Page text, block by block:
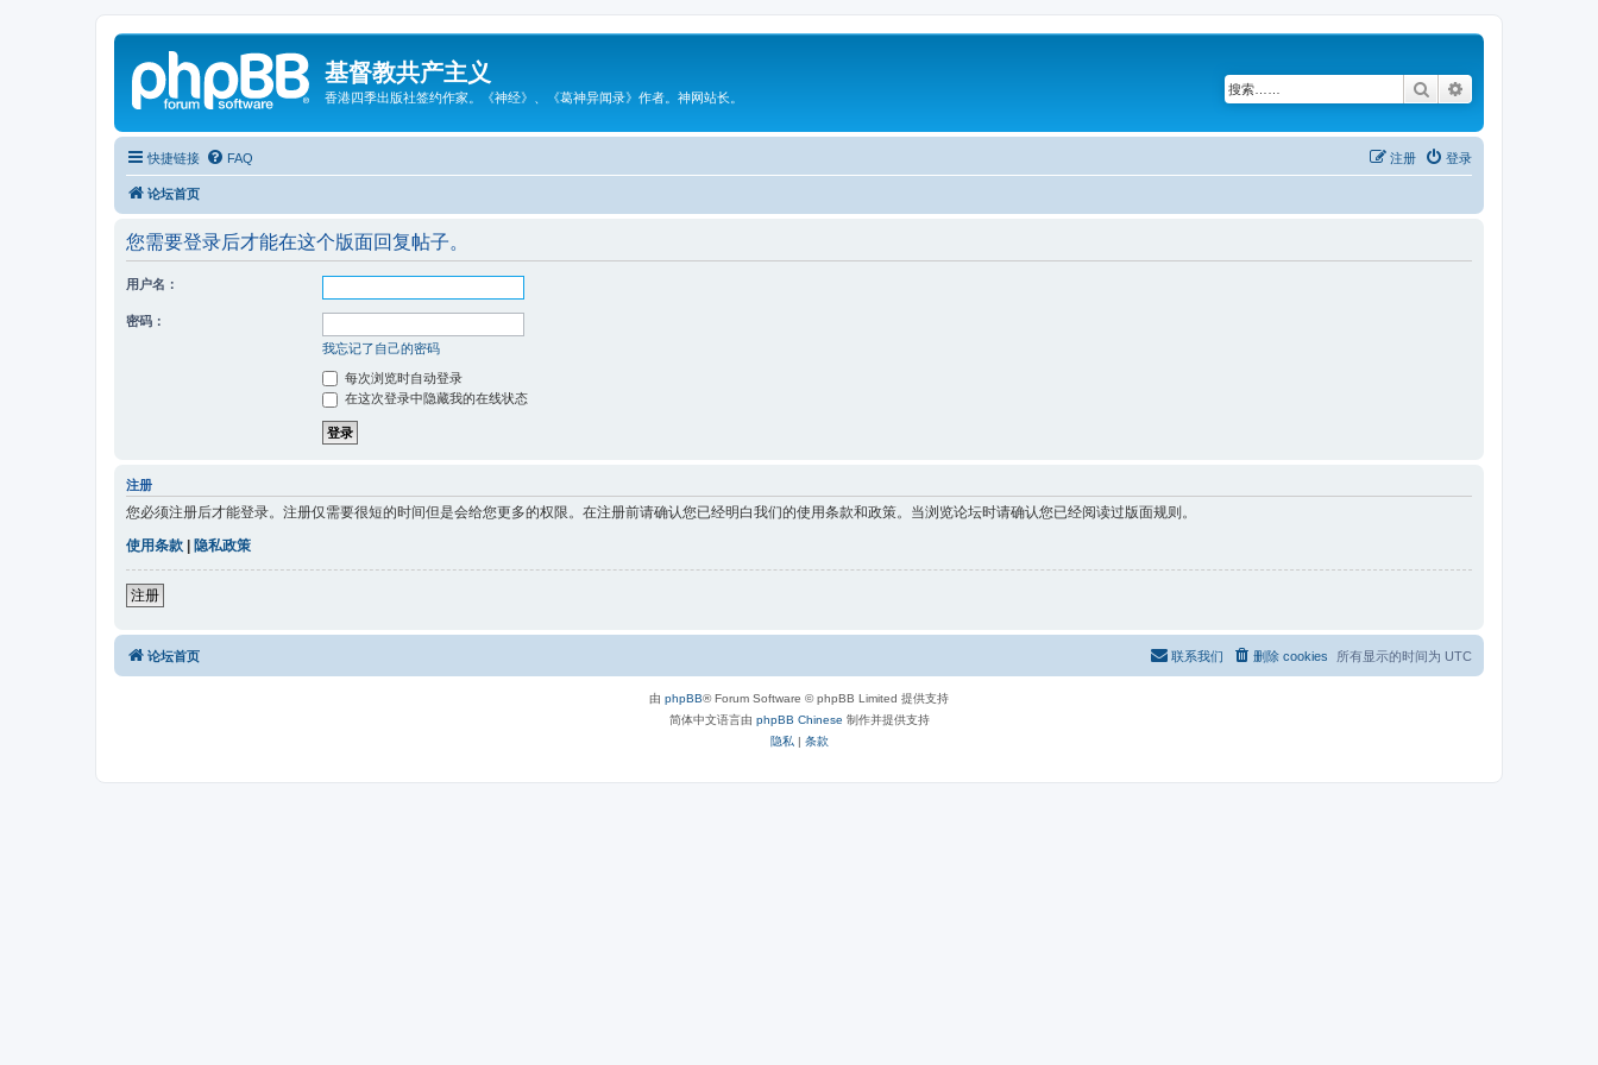
基督教共产主义
香港四季出版社签约作家。《神经》、《葛神异闻录》作者。神网站长。 搜索
快捷链接 FAQ 登录
注册
论坛首页
您需要登录后才能在这个版面回复帖子。
用户名：
密码：
我忘记了自己的密码
每次浏览时自动登录
在这次登录中隐藏我的在线状态
注册
您必须注册后才能登录。注册仅需要很短的时间但是会给您更多的权限。在注册前请确认您已经明白我们的使用条款和政策。当浏览论坛时请确认您已经阅读过版面规则。
使用条款
隐私政策
注册
论坛首页 所有显示的时间为 UTC
删除 cookies
联系我们
由 phpBB® Forum Software © phpBB Limited 提供支持
简体中文语言由 phpBB Chinese 制作并提供支持
隐私| 条款